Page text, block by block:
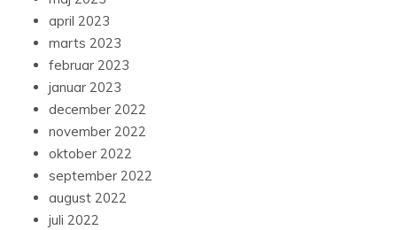
april 2023
marts 2023
februar 2023
januar 2023
december 2022
november 2022
oktober 2022
september 2022
august 2022
juli 2022